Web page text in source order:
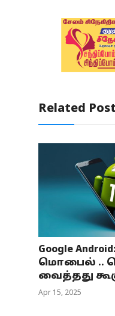
Related
Google
மொபைல் ..
வைத்தது
Apr 15, 2025